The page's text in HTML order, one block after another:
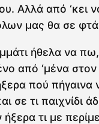
Αλλά από ‘κει
μας θα σε
ήθελα να πω,
από ‘μένα στον
πού πήγαινα
σε τι παιχνίδι
τι με